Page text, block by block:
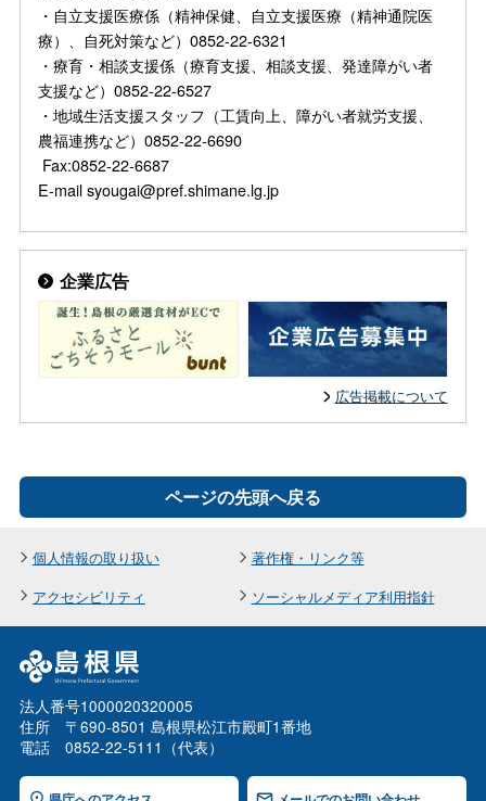
・自立支援医療係（精神保健、自立支援医療（精神通院医
療）、自死対策など）0852-22-6321
・療育・相談支援係（療育支援、相談支援、発達障がい者
支援など）0852-22-6527
・地域生活支援スタッフ（工賃向上、障がい者就労支援、
農福連携など）0852-22-6690
Fax:0852-22-6687
E-mail syougai@pref.shimane.lg.jp
企業広告
広告掲載について
ページの先頭へ戻る
個人情報の取り扱い
著作権・リンク等
アクセシビリティ
ソーシャルメディア利用指針
法人番号1000020320005
住所 〒690-8501 島根県松江市殿町1番地
電話 0852-22-5111（代表）